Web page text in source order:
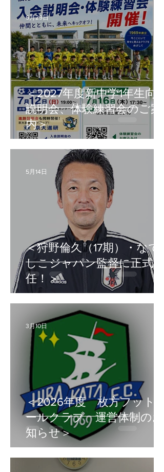
＜2027年度新中学1年生向け
説明会、体験練習会のご案
内＞
6月29日
＜狩野倫久（17期）・なで
しこジャパン監督に正式就
任！＞
5月14日
＜2026年度 枚方フットボ
ールクラブ 運営体制のお
知らせ＞
3月10日